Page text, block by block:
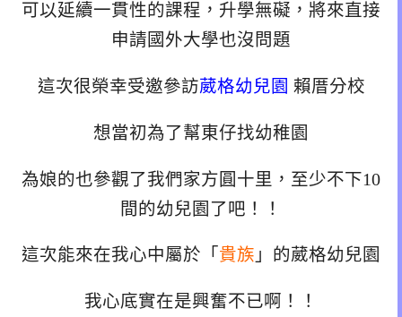
可以延續一貫性的課程，升學無礙，將來直接
申請國外大學也沒問題
這次很榮幸受邀參訪葳格幼兒園 賴厝分校
想當初為了幫東仔找幼稚園
為娘的也參觀了我們家方圓十里，至少不下10
間的幼兒園了吧！！
這次能來在我心中屬於「 貴族 」的葳格幼兒園
我心底實在是興奮不已啊！！